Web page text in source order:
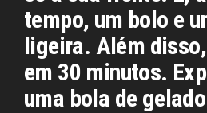
tempo, um bolo e
ligeira. Além
em 30 minutos.
uma bola de